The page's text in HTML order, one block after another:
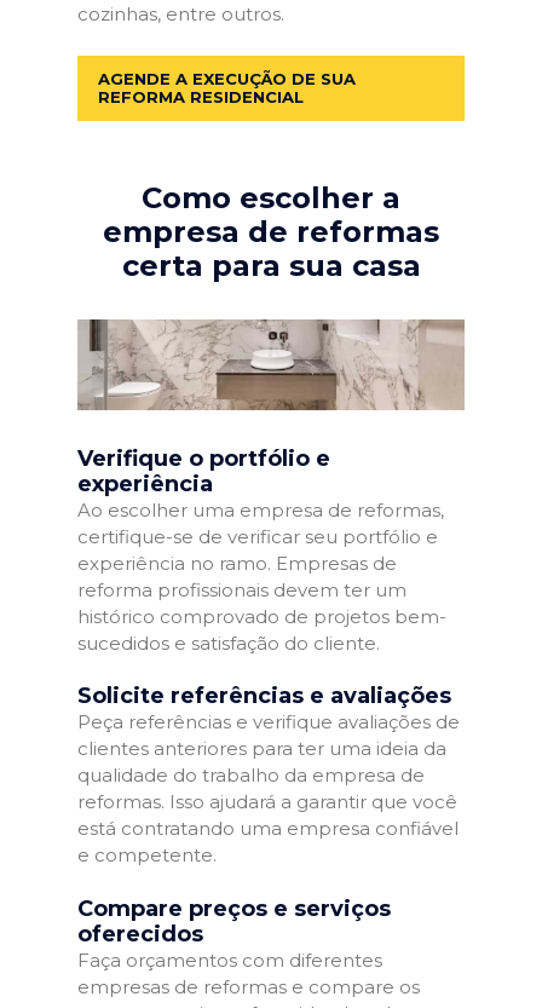
cozinhas, entre outros.
AGENDE A EXECUÇÃO DE SUA
REFORMA RESIDENCIAL
Como escolher a
empresa de reformas
certa para sua casa
Verifique o portfólio e
experiência
Ao escolher uma empresa de reformas,
certifique-se de verificar seu portfólio e
experiência no ramo. Empresas de
reforma profissionais devem ter um
histórico comprovado de projetos bem-
sucedidos e satisfação do cliente.
Solicite referências e avaliações
Peça referências e verifique avaliações de
clientes anteriores para ter uma ideia da
qualidade do trabalho da empresa de
reformas. Isso ajudará a garantir que você
está contratando uma empresa confiável
e competente.
Compare preços e serviços
oferecidos
Faça orçamentos com diferentes
empresas de reformas e compare os